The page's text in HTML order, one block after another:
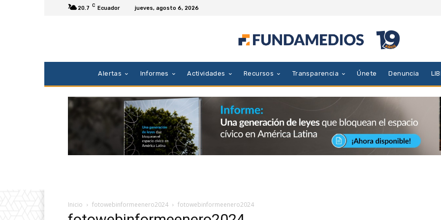
20.7 C Ecuador jueves, agosto 6, 2026
Alertas Informes Actividades Recursos Transparencia Únete Denuncia
Inicio fotowebinformeenero2024 fotowebinformeenero2024